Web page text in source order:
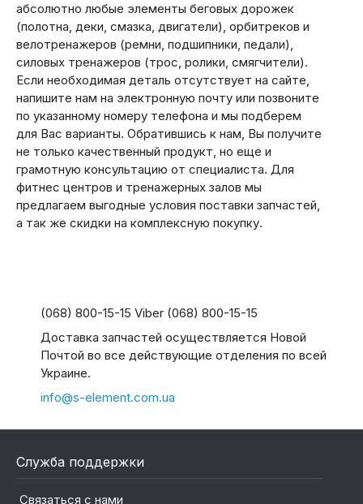
абсолютно любые элементы беговых дорожек
(полотна, деки, смазка, двигатели), орбитреков и
велотренажеров (ремни, подшипники, педали),
силовых тренажеров (трос, ролики, смягчители).
Если необходимая деталь отсутствует на сайте,
напишите нам на электронную почту или позвоните
по указанному номеру телефона и мы подберем
для Вас варианты. Обратившись к нам, Вы получите
не только качественный продукт, но еще и
грамотную консультацию от специалиста. Для
фитнес центров и тренажерных залов мы
предлагаем выгодные условия поставки запчастей,
а так же скидки на комплексную покупку.
(068) 800-15-15 Viber (068) 800-15-15
Доставка запчастей осуществляется Новой
Почтой во все действующие отделения по всей
Украине.
info@s-element.com.ua
Служба поддержки
Связаться с нами